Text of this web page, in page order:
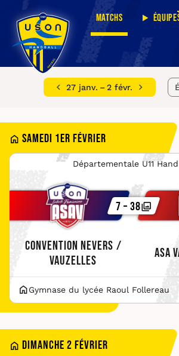
Matchs
27 janv. – 2 févr.
Samedi 1er février
Départementale U11
Convention Nevers /
Vauzelles
ASA
7 – 38
Gymnase du lycée Raoul Follereau
Dimanche 2 février